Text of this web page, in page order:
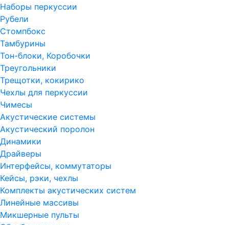
Наборы перкуссии
Рубели
Стомпбокс
Тамбурины
Тон-блоки, Коробочки
Треугольники
Трещотки, кокирико
Чехлы для перкуссии
Чимесы
Акустические системы
Акустический поролон
Динамики
Драйверы
Интерфейсы, коммутаторы
Кейсы, рэки, чехлы
Комплекты акустических систем
Линейные массивы
Микшерные пульты